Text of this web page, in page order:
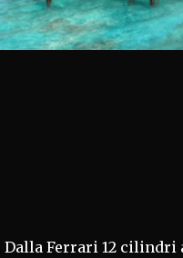
Dalla Ferrari 12 cilindri